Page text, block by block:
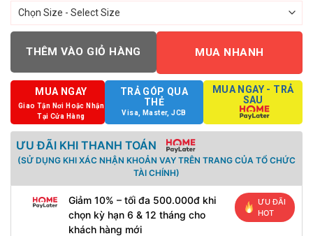
THÊM VÀO GIỎ HÀNG MUA NHANH
MUA NGAY
Giao Tận Nơi Hoặc Nhận
Tại Cửa Hàng
TRẢ GÓP QUA
THẺ
Visa, Master, JCB
MUA NGAY - TRẢ
SAU
ƯU ĐÃI KHI THANH TOÁN
(SỬ DỤNG KHI XÁC NHẬN KHOẢN VAY TRÊN TRANG CỦA TỔ CHỨC
TÀI CHÍNH)
Giảm 10% – tối đa 500.000đ khi
chọn kỳ hạn 6 & 12 tháng cho
khách hàng mới
ƯU ĐÃI
HOT